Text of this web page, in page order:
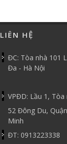
LIÊN HỆ
ĐC: Tòa nhà 101
Đa - Hà Nội
VPĐD: Lầu 1, Tòa
52 Đông Du,
Minh
ĐT: 0913223338